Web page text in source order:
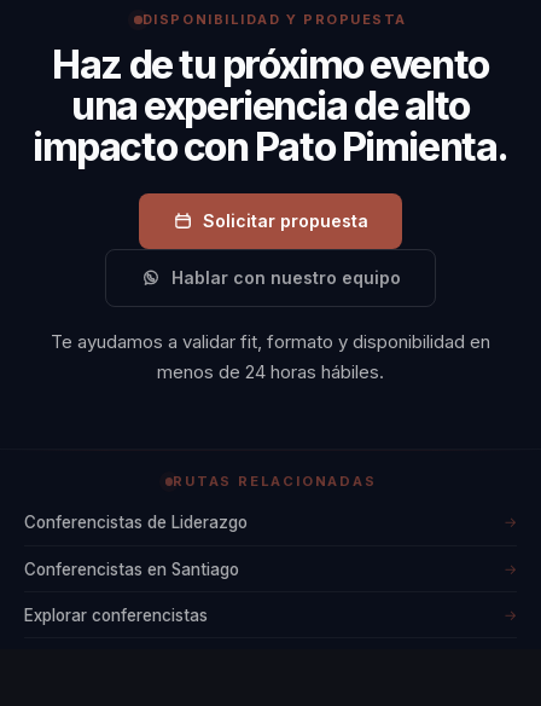
positivo y productivo.DISPONIBILIDAD Y PROPUESTA
Haz de tu próximo evento
una experiencia de alto
impacto con Pato Pimienta.
Solicitar propuesta
Hablar con nuestro equipo
Te ayudamos a validar fit, formato y disponibilidad en
menos de 24 horas hábiles.
RUTAS RELACIONADAS
Conferencistas de Liderazgo →
Conferencistas en Santiago →
Explorar conferencistas →